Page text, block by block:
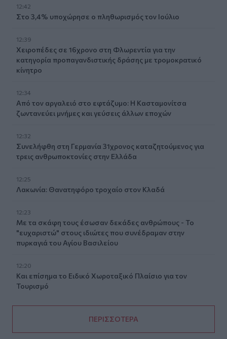
12:42
Στο 3,4% υποχώρησε ο πληθωρισμός τον Ιούλιο
12:39
Xειροπέδες σε 16χρονο στη Φλωρεντία για την
κατηγορία προπαγανδιστικής δράσης με τρομοκρατικό
κίνητρο
12:34
Από τον αργαλειό στο εφτάζυμο: Η Κασταμονίτσα
ζωντανεύει μνήμες και γεύσεις άλλων εποχών
12:32
Συνελήφθη στη Γερμανία 31χρονος καταζητούμενος για
τρεις ανθρωποκτονίες στην Ελλάδα
12:25
Λακωνία: Θανατηφόρο τροχαίο στον Κλαδά
12:23
Με τα σκάφη τους έσωσαν δεκάδες ανθρώπους - Το
"ευχαριστώ" στους ιδιώτες που συνέδραμαν στην
πυρκαγιά του Αγίου Βασιλείου
12:20
Και επίσημα το Ειδικό Χωροταξικό Πλαίσιο για τον
Τουρισμό
ΠΕΡΙΣΣΟΤΕΡΑ